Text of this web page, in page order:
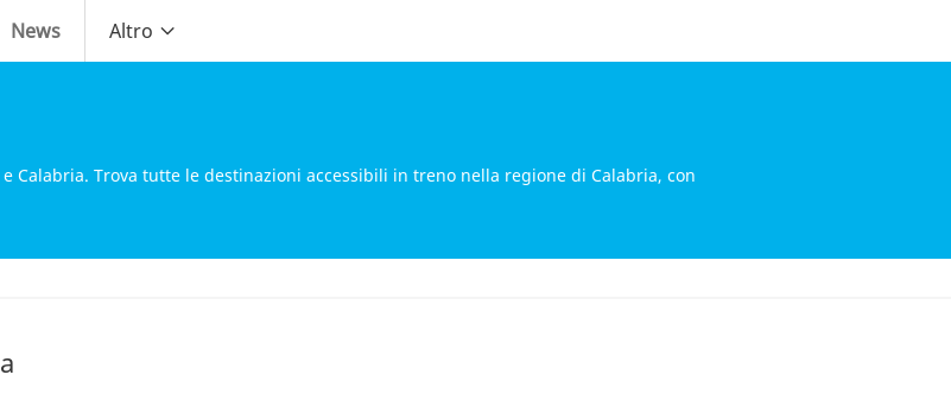
News Altro
Calabria. Trova tutte le destinazioni accessibili in treno nella regione di Calabria, con